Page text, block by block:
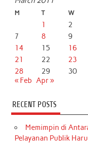
M T W
1 2
7
8 9
14
15 16
21
22 23
28
29 30
« Feb Apr »
RECENT POSTS
Memimpin di
Pelayanan Publik